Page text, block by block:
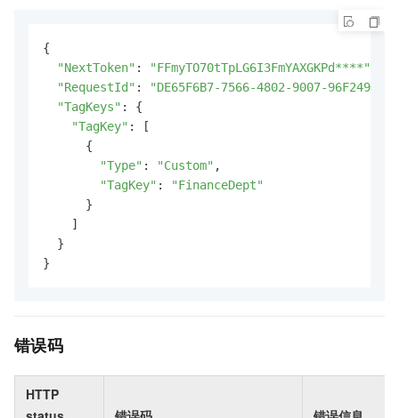
{
"NextToken" : "FFmyTO70tTpLG6I3FmYAXGKPd****"
"RequestId" :
"DE65F6B7-7566-4802-9007-
"TagKeys" : {
"TagKey" : [
      {
"Type" : "Custom" ,
"TagKey" :
"FinanceDept"
      }
    ]
  }
}
错误码
HTTP